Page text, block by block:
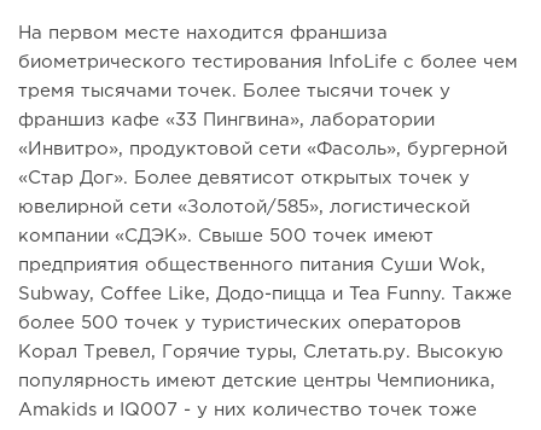
На первом месте находится франшиза
биометрического тестирования InfoLife с более чем
тремя тысячами точек. Более тысячи точек у
франшиз кафе «33 Пингвина», лаборатории
«Инвитро», продуктовой сети «Фасоль», бургерной
«Стар Дог». Более девятисот открытых точек у
ювелирной сети «Золотой/585», логистической
компании «СДЭК». Свыше 500 точек имеют
предприятия общественного питания Суши Wok,
Subway, Coffee Like, Додо-пицца и Tea Funny. Также
более 500 точек у туристических операторов
Корал Тревел, Горячие туры, Слетать.ру. Высокую
популярность имеют детские центры Чемпионика,
Amakids и IQ007 - у них количество точек тоже